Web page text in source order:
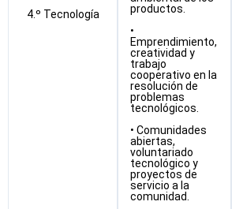
4.º Tecnología
productos.
•
Emprendimiento,
creatividad y
trabajo
cooperativo en la
resolución de
problemas
tecnológicos.
• Comunidades
abiertas,
voluntariado
tecnológico y
proyectos de
servicio a la
comunidad.